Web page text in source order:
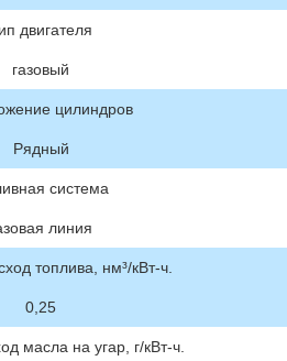
двигателя
газовый
цилиндров
Рядный
система
линия
топлива, нм³/кВт-ч.
0,25
масла на угар, г/кВт-ч.